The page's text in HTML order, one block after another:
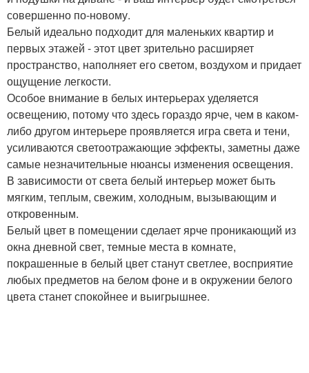
совершенно по-новому.
Белый идеально подходит для маленьких квартир и
первых этажей - этот цвет зрительно расширяет
пространство, наполняет его светом, воздухом и придает
ощущение легкости.
Особое внимание в белых интерьерах уделяется
освещению, потому что здесь гораздо ярче, чем в каком-
либо другом интерьере проявляется игра света и тени,
усиливаются светоотражающие эффекты, заметны даже
самые незначительные нюансы изменения освещения.
В зависимости от света белый интерьер может быть
мягким, теплым, свежим, холодным, вызывающим и
откровенным.
Белый цвет в помещении сделает ярче проникающий из
окна дневной свет, темные места в комнате,
покрашенные в белый цвет станут светлее, восприятие
любых предметов на белом фоне и в окружении белого
цвета станет спокойнее и выигрышнее.